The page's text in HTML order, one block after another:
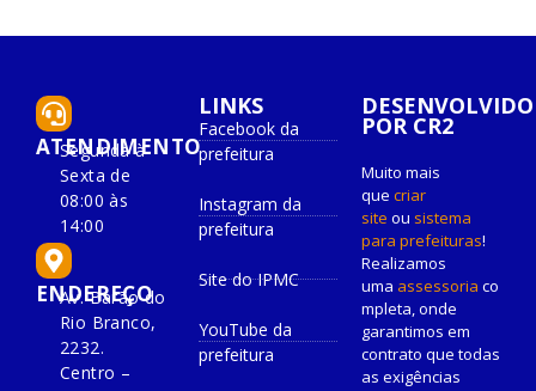
ATENDIMENTO
Segunda à
Sexta de
08:00 às
14:00
ENDEREÇO
Av. Barão do
Rio Branco,
2232.
Centro –
LINKS
Facebook da
prefeitura
Instagram da
prefeitura
Site do IPMC
YouTube da
prefeitura
DESENVOLVIDO
POR CR2
Muito mais
que criar
site ou sistema
para prefeituras!
Realizamos
uma assessoria co
mpleta, onde
garantimos em
contrato que todas
as exigências